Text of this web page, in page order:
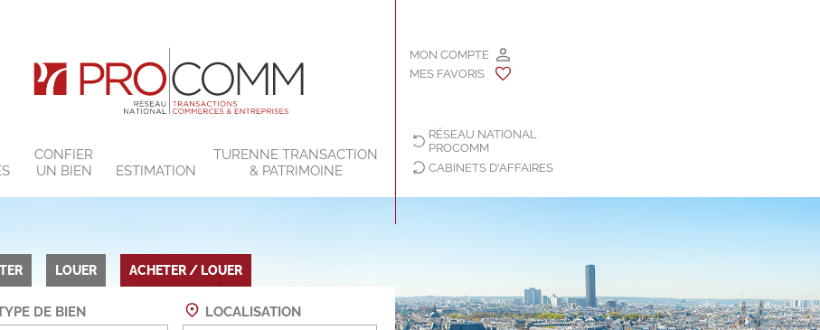
CONFIER
UN BIEN
ESTIMATION
TURENNE TRANSACTION
& PATRIMOINE
MON COMPTE
MES FAVORIS
RÉSEAU NATIONAL
PROCOMM
CABINETS D'AFFAIRES
LOUER ACHETER / LOUER
DE BIEN
LOCALISATION